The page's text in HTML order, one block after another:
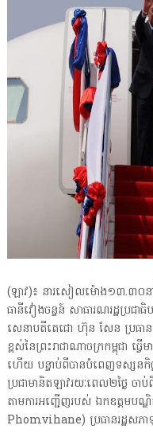
(ឡាវ)៖ នារសៀលម៉ោង១៣.៣០នាទី
ធានីវៀងចន្ទន៍ សាធារណរដ្ឋប្រជា
សេនាបតីតេជោ ហ៊ុន សែន ប្រធាន
ខ្ពស់នៃព្រះរាជាណាចក្រកម្ពុជា ធ្វ
ហើយ បន្ទាប់ពីបានបំពេញទស្សនកិច្
ប្រជាមានិតឡាវរយៈពេល២ថ្ងៃ ច
តាមការអញ្ជើញរបស់ ឯកឧត្តម
Phomvihane) ប្រធានរដ្ឋសភ